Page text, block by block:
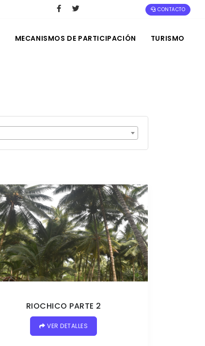
CONTACTO
MECANISMOS DE PARTICIPACIÓN TURISMO
RIOCHICO PARTE 2
VER DETALLES